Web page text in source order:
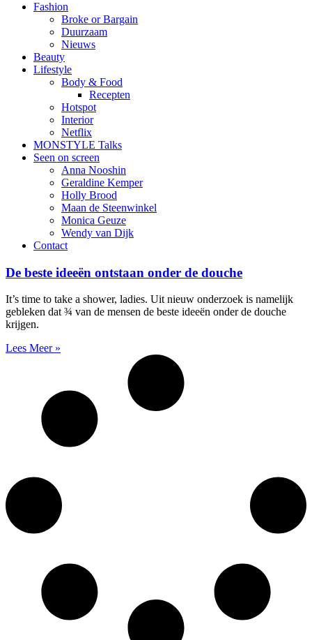
Fashion
Broke or Bargain
Duurzaam
Nieuws
Beauty
Lifestyle
Body & Food
Recepten
Hotspot
Interior
Netflix
MONSTYLE Talks
Seen on screen
Anna Nooshin
Geraldine Kemper
Holly Brood
Maan de Steenwinkel
Monica Geuze
Wendy van Dijk
Contact
De beste ideeën ontstaan onder de douche
It’s time to take a shower, ladies. Uit nieuw onderzoek is namelijk
gebleken dat ¾ van de mensen de beste ideeën onder de douche
krijgen.
Lees Meer »